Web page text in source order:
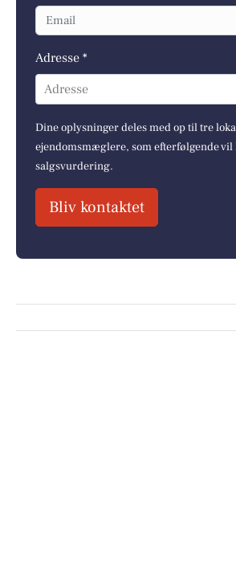
Adresse *
Adresse
Dine oplysninger deles med op til tre
ejendomsmæglere, som efterfølgende vil
salgsvurdering.
Bliv kontaktet